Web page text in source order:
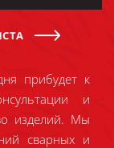
прибудет к
и
изделий. Мы
сварных и